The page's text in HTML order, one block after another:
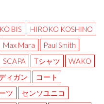
BIS
HIROKO KOSHINO
Max Mara
Paul Smith
SCAPA Tシャツ
WAKO
ィガン
コート
ツ
センソユニコ